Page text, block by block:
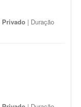
Privado | Duração